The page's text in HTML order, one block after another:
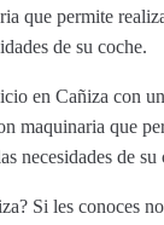
que permite
de su coche.
en Cañiza con
maquinaria que
necesidades de su
Si les conoces